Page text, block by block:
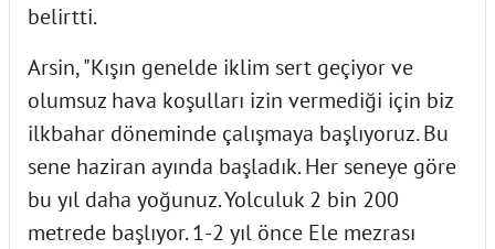
belirtti.
Arsin, "Kışın genelde iklim sert geçiyor ve
olumsuz hava koşulları izin vermediği için biz
ilkbahar döneminde çalışmaya başlıyoruz. Bu
sene haziran ayında başladık. Her seneye göre
bu yıl daha yoğunuz. Yolculuk 2 bin 200
metrede başlıyor. 1-2 yıl önce Ele mezrası